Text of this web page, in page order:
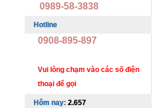
0989-58-3838
Hotline
0908-895-897
Vui lòng chạm vào các số điện
thoại để gọi
Hôm nay: 2.657